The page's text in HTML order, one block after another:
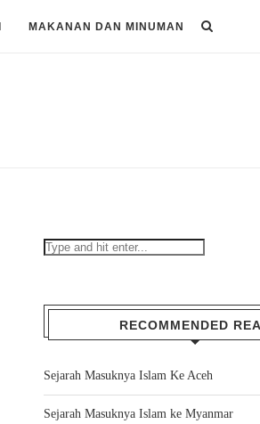
MAKANAN DAN MINUMAN
RECOMMENDED
Sejarah Masuknya Islam Ke Aceh
Sejarah Masuknya Islam ke Myanmar